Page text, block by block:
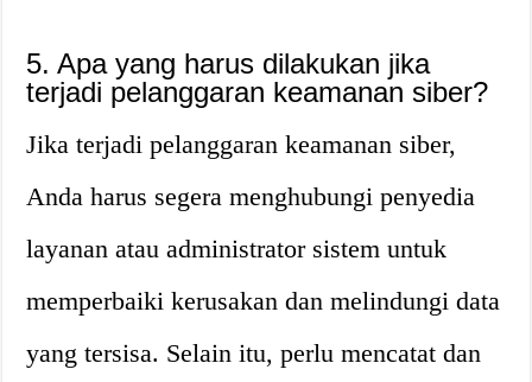
5. Apa yang harus dilakukan jika
terjadi pelanggaran keamanan siber?
Jika terjadi pelanggaran keamanan siber,
Anda harus segera menghubungi penyedia
layanan atau administrator sistem untuk
memperbaiki kerusakan dan melindungi data
yang tersisa. Selain itu, perlu mencatat dan